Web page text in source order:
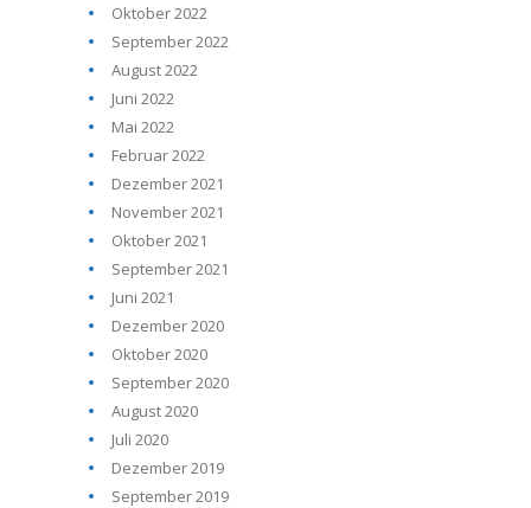
Oktober 2022
September 2022
August 2022
Juni 2022
Mai 2022
Februar 2022
Dezember 2021
November 2021
Oktober 2021
September 2021
Juni 2021
Dezember 2020
Oktober 2020
September 2020
August 2020
Juli 2020
Dezember 2019
September 2019